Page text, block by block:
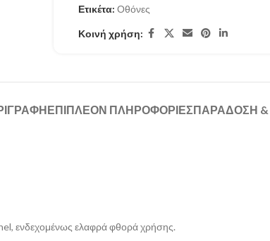
Ετικέτα: Οθόνες
Κοινή χρήση:
ΕΠΙΠΛΈΟΝ ΠΛΗΡΟΦΟΡΊΕΣΠΑΡΑΔΟΣΗ
ενδεχομένως ελαφρά φθορά χρήσης.